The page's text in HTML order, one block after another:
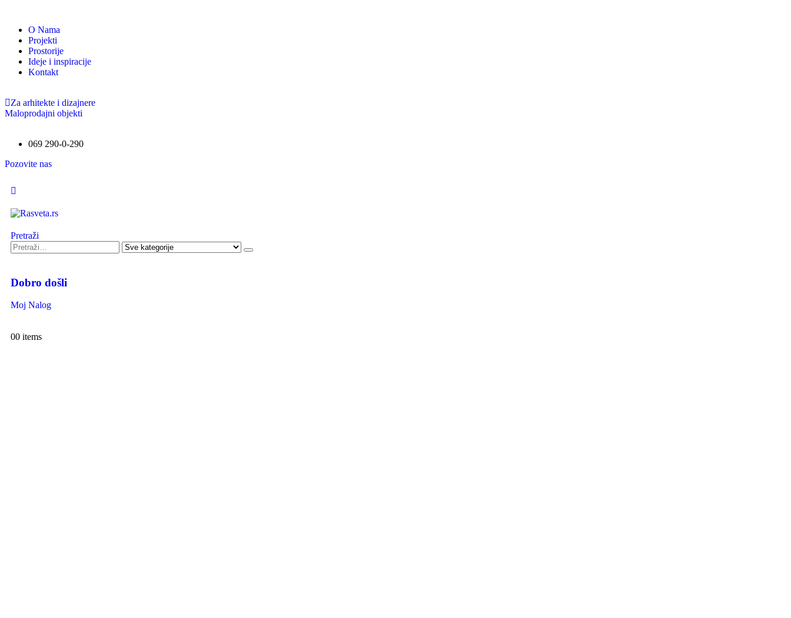
O Nama
Projekti
Prostorije
Ideje i inspiracije
Kontakt
Za arhitekte i dizajnere
Maloprodajni objekti
069 290-0-290
Pozovite nas
Pretraži
Dobro došli
Moj Nalog
00 items